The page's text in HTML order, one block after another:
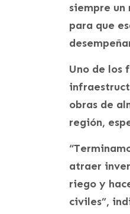
siempre un
para que
Uno de los
obras de
región,
atraer
riego y
civiles”,